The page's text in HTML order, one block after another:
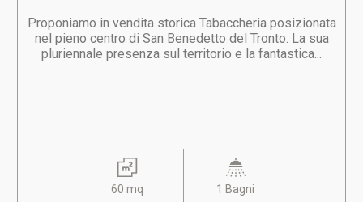
Proponiamo in vendita storica Tabaccheria posizionata
nel pieno centro di San Benedetto del Tronto. La sua
pluriennale presenza sul territorio e la fantastica...
60 mq 1 Bagni